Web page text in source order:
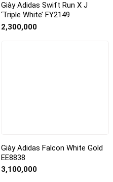
Giày Adidas Swift Run X J
‘Triple White’ FY2149
2,300,000
Giày Adidas Falcon White Gold
EE8838
3,100,000